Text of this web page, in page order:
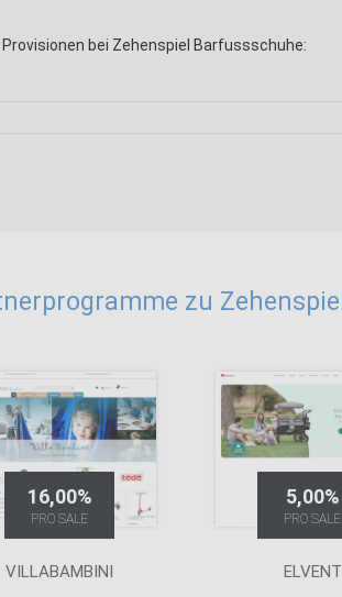
bei Zehenspiel Barfussschuhe:
zu
16,00%
PRO SALE
VILLABAMBINI
5,00%
PRO SALE
ELVENT